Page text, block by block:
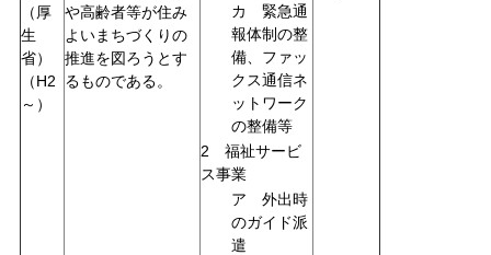
（厚
生
省）
（H2
～）
や高齢者等が住み
よいまちづくりの
推進を図ろうとす
るものである。
カ 緊急通
報体制の整
備、ファッ
クス通信ネ
ットワーク
の整備等
2 福祉サービ
ス事業
ア 外出時
のガイド派
遣